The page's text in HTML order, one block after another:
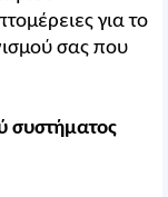
για το
σας που
συστήματος